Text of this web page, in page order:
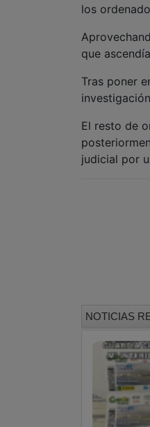
los
que
Tras poner
El resto de
judicial por
NOTICIAS